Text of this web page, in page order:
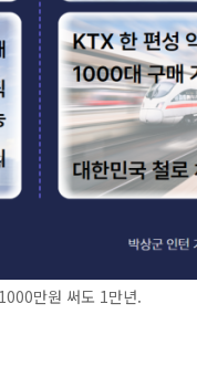
만원 써도 1만년.